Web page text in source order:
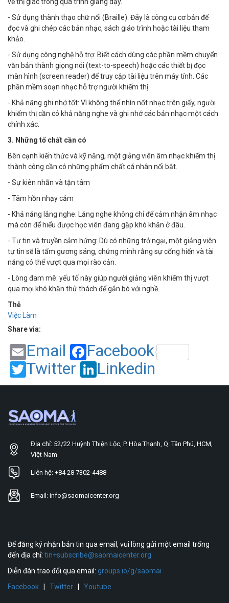
- Sử dụng thành thạo chữ nổi (Braille): Đây là công cụ cơ bản để
đọc và ghi chép các bản nhạc, sách giáo trình hoặc tài liệu tham
khảo.
- Sử dụng công nghệ hỗ trợ: Biết cách dùng các phần mềm chuyển
văn bản thành giọng nói (text-to-speech) hoặc các thiết bị đọc
màn hình (screen reader) để truy cập tài liệu trên máy tính. Các
phần mềm soạn nhạc hỗ trợ người khiếm thị.
- Khả năng ghi nhớ tốt: Vì không thể nhìn nốt nhạc trên giấy, người
khiếm thị cần có khả năng nghe và ghi nhớ các bản nhạc một cách
chính xác.
3. Những tố chất cần có
Bên cạnh kiến thức và kỹ năng, một giảng viên âm nhạc khiếm thị
thành công cần có những phẩm chất cá nhân nổi bật.
- Sự kiên nhẫn và tận tâm
- Tâm hồn nhạy cảm
- Khả năng lắng nghe: Lắng nghe không chỉ để cảm nhận âm nhạc
mà còn để hiểu được học viên đang gặp khó khăn ở đâu.
- Tự tin và truyền cảm hứng: Dù có những trở ngại, một giảng viên
tự tin sẽ là tấm gương sáng, chứng minh rằng sự cống hiến và tài
năng có thể vượt qua mọi rào cản.
- Lòng đam mê: yếu tố này giúp người giảng viên khiếm thị vượt
qua mọi khó khăn thử thách để gắn bó với nghề.
Thẻ
Việc Làm
Share via:
Email
Facebook
Twitter
Linkedin
Địa chỉ: 52/22 Huỳnh Thiện Lộc, P. Hòa Thạnh, Q. Tân Phú, HCM,
Việt Nam
Liên hệ: +84 28 7302-4488
Email: info@saomaicenter.org
Để đăng ký nhận bản tin qua email, vui lòng gửi một email trống
đến địa chỉ: tin+subscribe@saomaicenter.org
Diễn đàn trao đổi qua email: groups.io/g/saomai
Facebook
Twitter Youtube